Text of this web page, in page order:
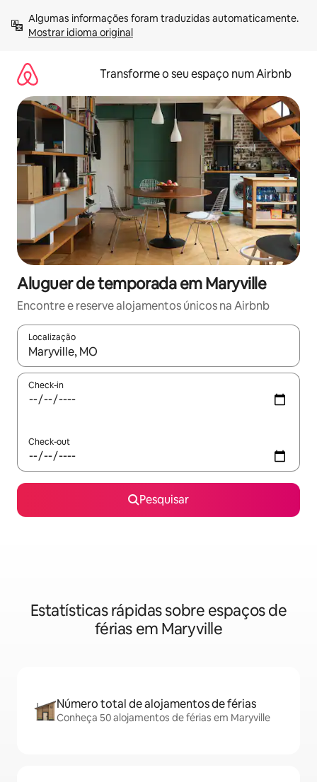
para
Mostrar idioma original
Transforme o seu espaço num Airbnb
Aluguer de temporada em Maryville
Encontre e reserve alojamentos únicos na Airbnb
Localização
Quando os resultados estiverem disponíveis, navegue com
Check-in
Check-out
Pesquisar
Estatísticas rápidas sobre espaços de
férias em Maryville
Número total de alojamentos de férias
Conheça 50 alojamentos de férias em Maryville